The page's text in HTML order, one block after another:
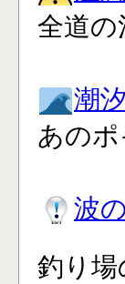
全道
潮
あの
波
釣り場